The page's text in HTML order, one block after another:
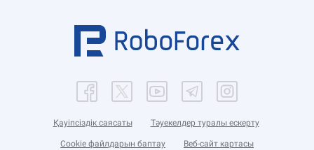
Қауіпсіздік саясаты Тәуекелдер туралы ескерту
Cookie файлдарын баптау Веб-сайт картасы